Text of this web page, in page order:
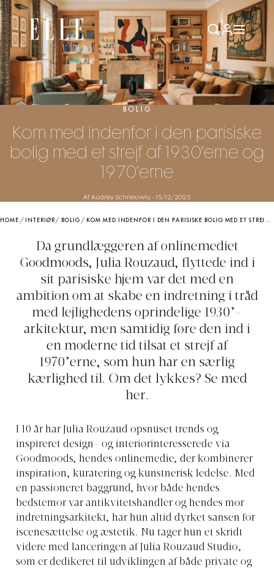
BOLIG
Kom med indenfor i den parisiske
bolig med et strejf af 1930’erne og
1970’erne
Af Audrey Schneuwly - 15/12/2025
HOME / INTERIØR/ BOLIG / KOM MED INDENFOR I DEN PARISISKE BOLIG MED ET STREJF AF 1930’ERNE OG 1970’ERNE
Da grundlæggeren af onlinemediet
Goodmoods, Julia Rouzaud, flyttede ind i
sit parisiske hjem var det med en
ambition om at skabe en indretning i tråd
med lejlighedens oprindelige 1930’-
arkitektur, men samtidig føre den ind i
en moderne tid tilsat et strejf af
1970’erne, som hun har en særlig
kærlighed til. Om det lykkes? Se med
her.
I 10 år har Julia Rouzaud opsnuset trends og
inspireret design- og interiørinteresserede via
Goodmoods, hendes onlinemedie, der kombinerer
inspiration, kuratering og kunstnerisk ledelse. Med
en passioneret baggrund, hvor både hendes
bedstemor var antikvitetshandler og hendes mor
indretningsarkitekt, har hun altid dyrket sansen for
iscenesættelse og æstetik. Nu tager hun et skridt
videre med lanceringen af Julia Rouzaud Studio,
som er dedikeret til udviklingen af både private og